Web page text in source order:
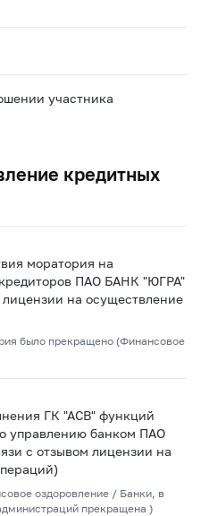
участника
кредитных
моратория на
ПАО БАНК "ЮГРА"
на осуществление
было прекращено (Финансовое
ГК "АСВ" функций
управлению банком ПАО
с отзывом лицензии на
оздоровление / Банки, в
прекращена )